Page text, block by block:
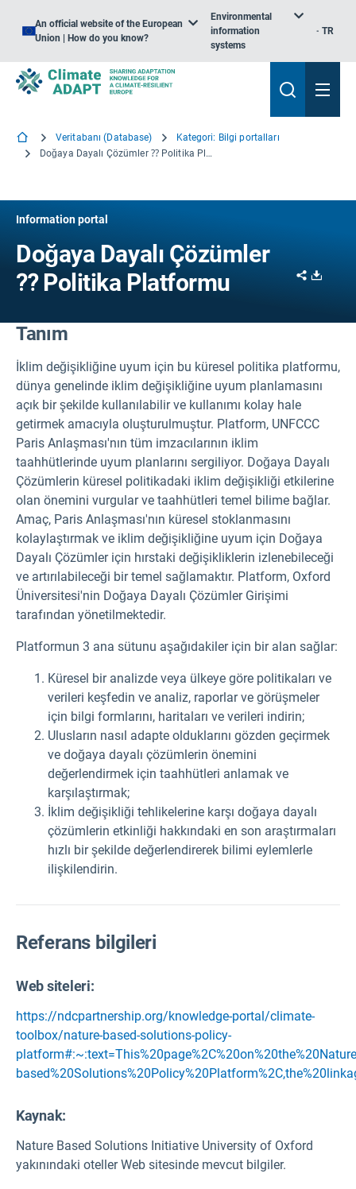
An official website of the European
Union | How do you know?
Environmental
information
systems
TR
Veritabanı (Database)
Kategori: Bilgi portalları
Doğaya Dayalı Çözümler ⁇ Politika Platformu
Information portal
Doğaya Dayalı Çözümler
⁇ Politika Platformu
Share
Tanım
İklim değişikliğine uyum için bu küresel politika platformu,
dünya genelinde iklim değişikliğine uyum planlamasını
açık bir şekilde kullanılabilir ve kullanımı kolay hale
getirmek amacıyla oluşturulmuştur. Platform, UNFCCC
Paris Anlaşması'nın tüm imzacılarının iklim
taahhütlerinde uyum planlarını sergiliyor. Doğaya Dayalı
Çözümlerin küresel politikadaki iklim değişikliği etkilerine
olan önemini vurgular ve taahhütleri temel bilime bağlar.
Amaç, Paris Anlaşması'nın küresel stoklanmasını
kolaylaştırmak ve iklim değişikliğine uyum için Doğaya
Dayalı Çözümler için hırstaki değişikliklerin izlenebileceği
ve artırılabileceği bir temel sağlamaktır. Platform, Oxford
Üniversitesi'nin Doğaya Dayalı Çözümler Girişimi
tarafından yönetilmektedir.
Platformun 3 ana sütunu aşağıdakiler için bir alan sağlar:
Küresel bir analizde veya ülkeye göre politikaları ve
verileri keşfedin ve analiz, raporlar ve görüşmeler
için bilgi formlarını, haritaları ve verileri indirin;
Ulusların nasıl adapte olduklarını gözden geçirmek
ve doğaya dayalı çözümlerin önemini
değerlendirmek için taahhütleri anlamak ve
karşılaştırmak;
İklim değişikliği tehlikelerine karşı doğaya dayalı
çözümlerin etkinliği hakkındaki en son araştırmaları
hızlı bir şekilde değerlendirerek bilimi eylemlerle
ilişkilendirin.
Referans bilgileri
Web siteleri:
https://ndcpartnership.org/knowledge-portal/climate-
toolbox/nature-based-solutions-policy-
Kaynak:
Nature Based Solutions Initiative University of Oxford
yakınındaki oteller Web sitesinde mevcut bilgiler.